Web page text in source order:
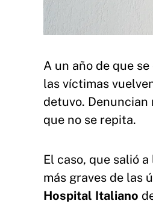
A un año de que
las víctimas
detuvo.
que no se repita.
El caso, que salió
más graves de las
Hospital Italiano